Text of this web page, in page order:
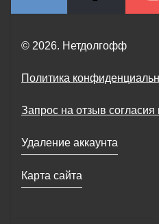
© 2026. Нетдолгофф
Политика
Запрос на отзыв
Удаление аккаунта
Карта сайта